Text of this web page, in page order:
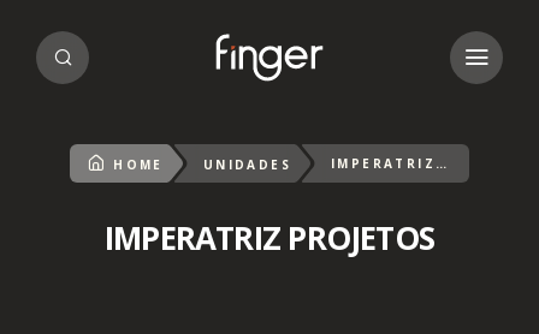
HOME UNIDADES IMPERATRIZ PROJETOS
IMPERATRIZ PROJETOS